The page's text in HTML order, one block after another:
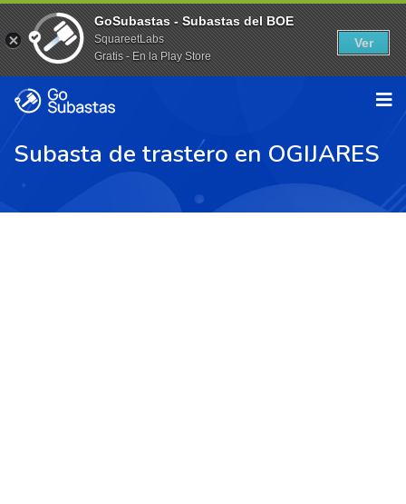
Subasta de trastero en OGIJARES
GoSubastas - Subastas del BOE
SquareetLabs
Gratis - En la Play Store
Ver